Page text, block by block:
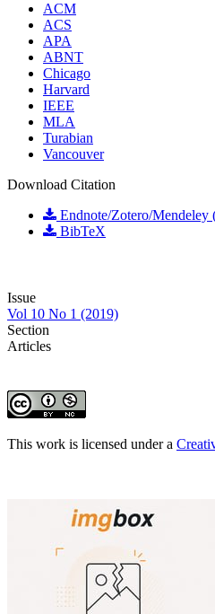
ACM
ACS
APA
ABNT
Chicago
Harvard
IEEE
MLA
Turabian
Vancouver
Download Citation
Endnote/Zotero/Mendeley
BibTeX
Issue
Vol 10 No 1 (2019)
Section
Articles
This work is licensed under a